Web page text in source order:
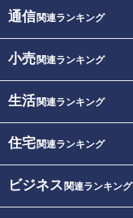
通信関連ランキング
小売関連ランキング
生活関連ランキング
住宅関連ランキング
ビジネス 関連ランキング